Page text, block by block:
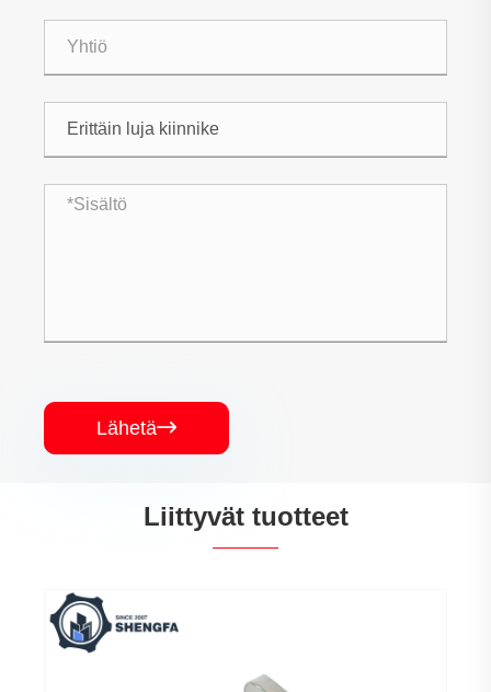
Lähetä
Liittyvät tuotteet
Kylmäpäiset komponentit